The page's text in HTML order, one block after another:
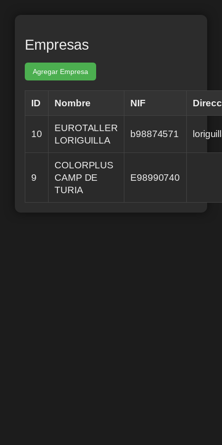
Empresas
Agregar Empresa
ID Nombre NIF
10
EUROTALLER
LORIGUILLA
b98874571
9
COLORPLUS
CAMP DE
TURIA
E98990740